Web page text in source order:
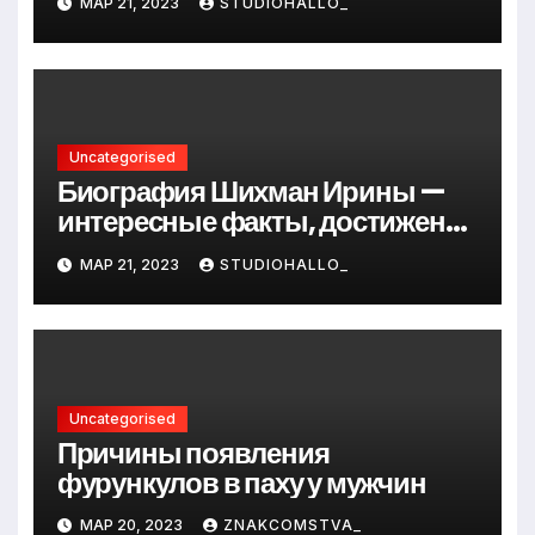
до руководителя
Uncategorised
Биография Шихман Ирины —
интересные факты, достижения
и путь к успеху
МАР 21, 2023 STUDIOHALLO_
Uncategorised
Причины появления
фурункулов в паху у мужчин
МАР 20, 2023 ZNAKCOMSTVA_